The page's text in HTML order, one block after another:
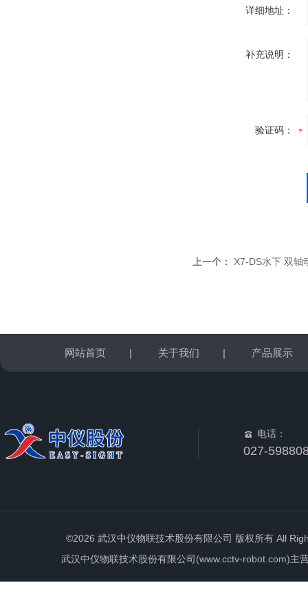
详细地址：
补充说明：
验证码：
上一个： X7-DS水下 双轴
网站首页 | 关于我们 | 产品展示
电话：
027-
©2026 武汉中仪物联技术股份有限公司 版权所有 All
武汉中仪物联技术股份有限公司(www.cctv-robot.com)主